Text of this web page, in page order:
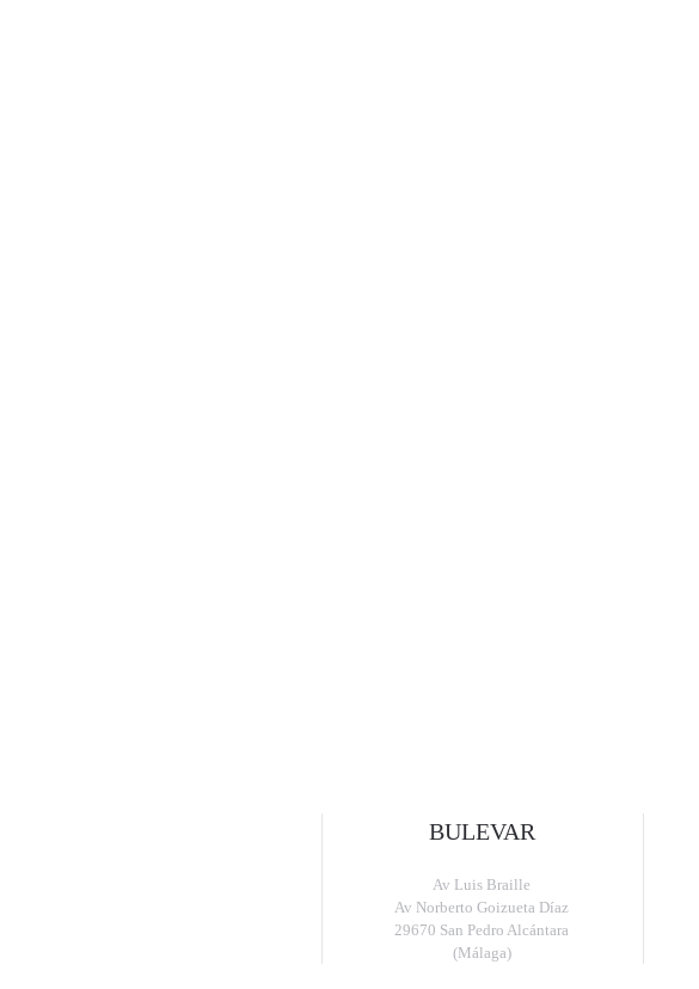
BULEVAR
Av Luis Braille
Av Norberto Goizueta Díaz
29670 San Pedro Alcántara
(Málaga)